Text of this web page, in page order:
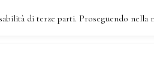
SETTORI DOVE SIAMO
di terze parti. Proseguendo nella